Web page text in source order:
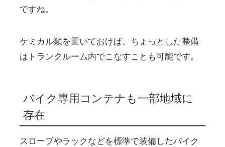
ですね。
ケミカル類を置いておけば、ちょっとした整備
はトランクルーム内でこなすことも可能です。
バイク専用コンテナも一部地域に
存在
スロープやラックなどを標準で装備したバイク